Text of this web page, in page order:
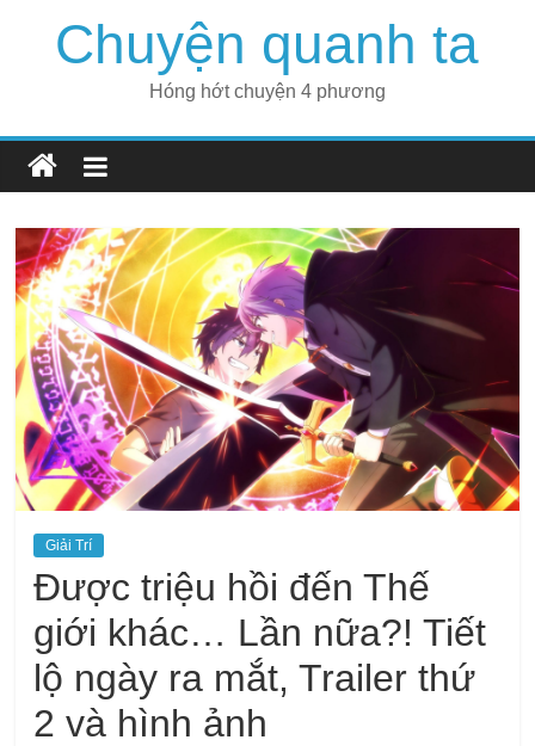
Chuyện quanh ta
Hóng hớt chuyện 4 phương
Giải Trí
Được triệu hồi đến Thế
giới khác… Lần nữa?! Tiết
lộ ngày ra mắt, Trailer thứ
2 và hình ảnh